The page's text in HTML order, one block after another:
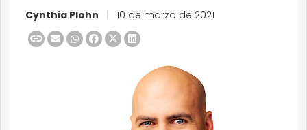
Cynthia Plohn 10 de marzo de 2021